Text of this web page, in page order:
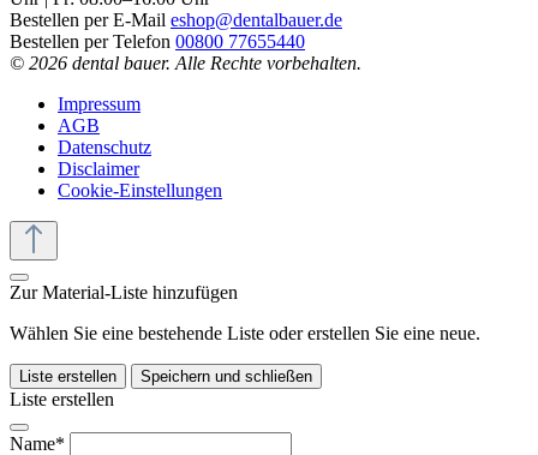
Bestellen per E-Mail eshop@dentalbauer.de
Bestellen per Telefon 00800 77655440
© 2026 dental bauer. Alle Rechte vorbehalten.
Impressum
AGB
Datenschutz
Disclaimer
Cookie-Einstellungen
Zur Material-Liste hinzufügen
Wählen Sie eine bestehende Liste oder erstellen Sie eine neue.
Liste erstellen Speichern und schließen
Liste erstellen
Name*